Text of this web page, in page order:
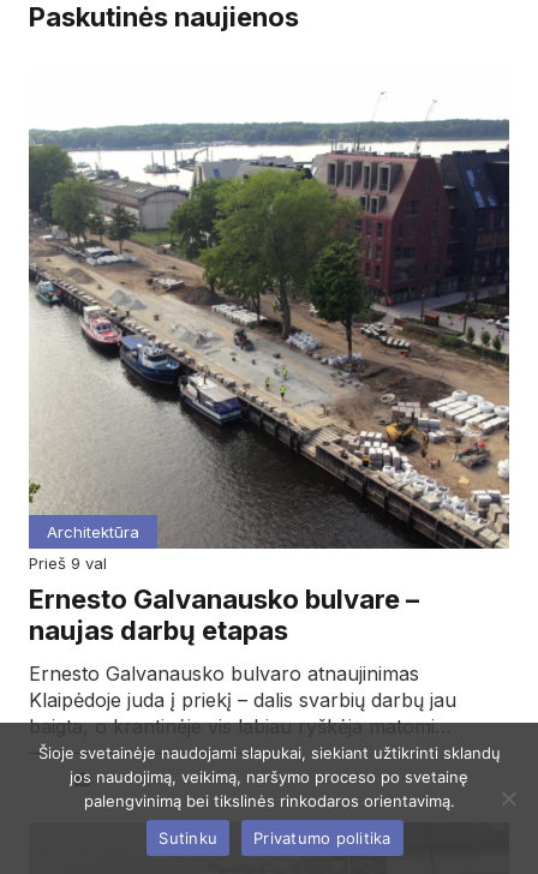
Paskutinės naujienos
Architektūra
prieš 9 val
Ernesto Galvanausko bulvare –
naujas darbų etapas
Ernesto Galvanausko bulvaro atnaujinimas
Klaipėdoje juda į priekį – dalis svarbių darbų jau
baigta, o krantinėje vis labiau ryškėja matomi…
Šioje svetainėje naudojami slapukai, siekiant užtikrinti sklandų
jos naudojimą, veikimą, naršymo proceso po svetainę
palengvinimą bei tikslinės rinkodaros orientavimą.
Sutinku
Privatumo politika